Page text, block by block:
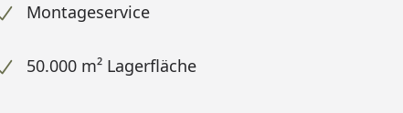
Montageservice
50.000 m² Lagerfläche